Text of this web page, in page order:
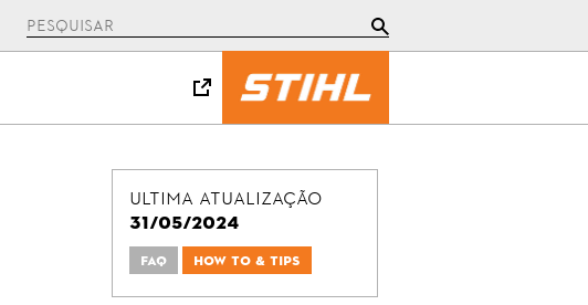
Ultima atualização
31/05/2024
FAQ How To & Tips